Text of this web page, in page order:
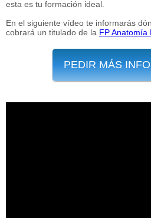
esta es tu formación ideal.
En el siguiente vídeo te informarás
cobrará un titulado de la FP Anatomía
PEDIR MÁS